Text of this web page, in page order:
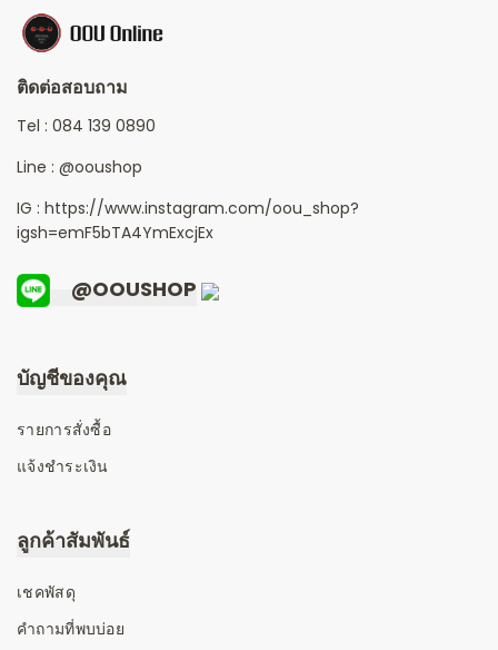
ติดต่อสอบถาม
Tel : 084 139 0890
Line : @ooushop
IG : https://www.instagram.com/oou_shop?
igsh=emF5bTA4YmExcjEx
@OOUSHOP
บัญชีของคุณ
รายการสั่งซื้อ
แจ้งชำระเงิน
ลูกค้าสัมพันธ์
เชคพัสดุ
คำถามที่พบบ่อย